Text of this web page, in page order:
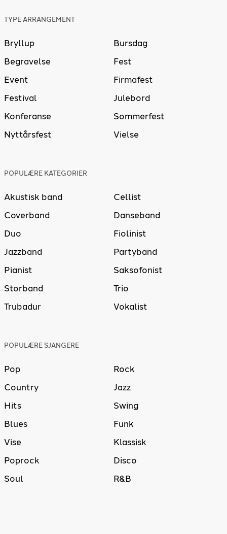
TYPE ARRANGEMENT
Bryllup
Bursdag
Begravelse
Fest
Event
Firmafest
Festival
Julebord
Konferanse
Sommerfest
Nyttårsfest
Vielse
POPULÆRE KATEGORIER
Akustisk band
Cellist
Coverband
Danseband
Duo
Fiolinist
Jazzband
Partyband
Pianist
Saksofonist
Storband
Trio
Trubadur
Vokalist
POPULÆRE SJANGERE
Pop
Rock
Country
Jazz
Hits
Swing
Blues
Funk
Vise
Klassisk
Poprock
Disco
Soul
R&B